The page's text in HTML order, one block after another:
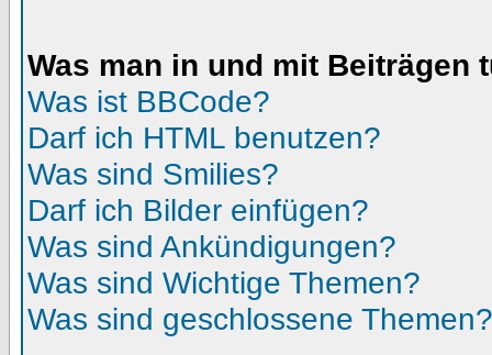
Was man in und mit Beiträgen
Was ist BBCode?
Darf ich HTML benutzen?
Was sind Smilies?
Darf ich Bilder einfügen?
Was sind Ankündigungen?
Was sind Wichtige Themen?
Was sind geschlossene Themen?